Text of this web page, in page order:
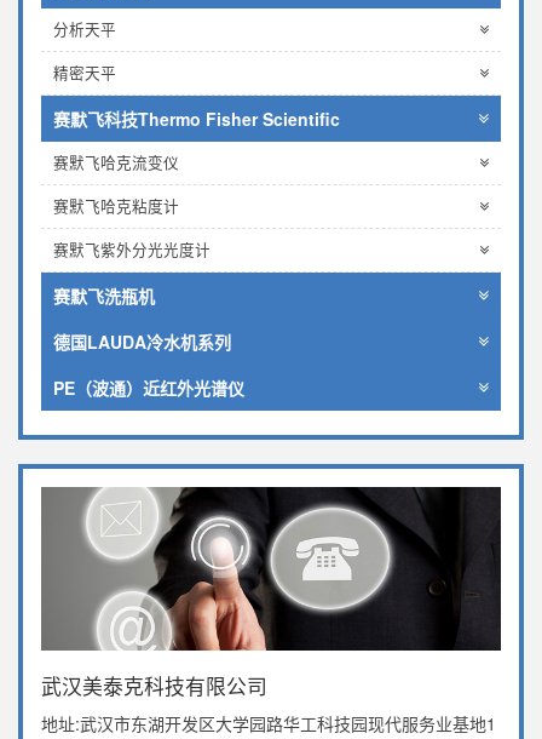
分析天平
精密天平
赛默飞科技Thermo Fisher Scientific
赛默飞哈克流变仪
赛默飞哈克粘度计
赛默飞紫外分光光度计
赛默飞洗瓶机
德国LAUDA冷水机系列
PE（波通）近红外光谱仪
武汉美泰克科技有限公司
地址:武汉市东湖开发区大学园路华工科技园现代服务业基地1